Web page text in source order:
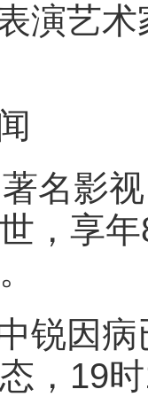
演艺
名影
，享
锐因
，19